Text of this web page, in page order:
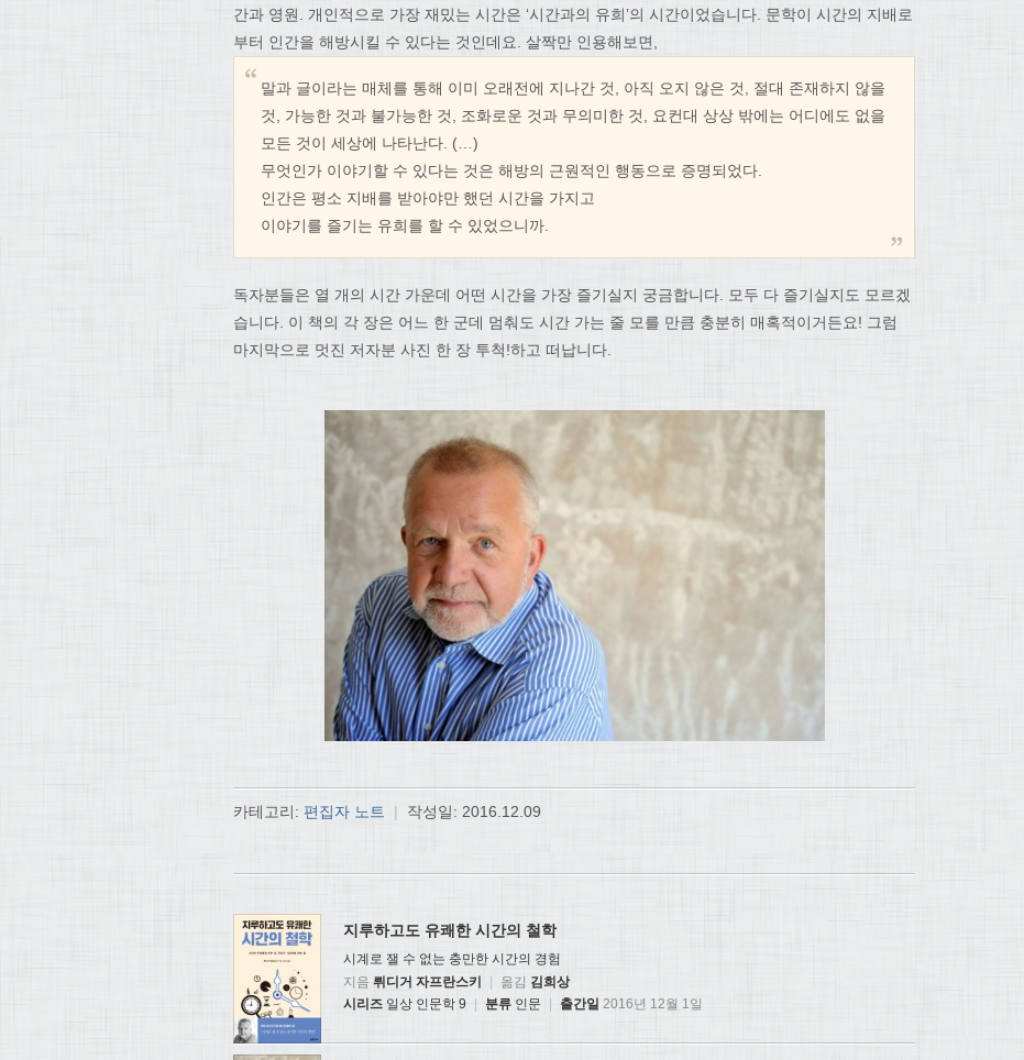
간과 영원. 개인적으로 가장 재밌는 시간은 ‘시간과의 유희’의 시간이었습니다. 문학이 시간의 지배로
부터 인간을 해방시킬 수 있다는 것인데요. 살짝만 인용해보면,
말과 글이라는 매체를 통해 이미 오래전에 지나간 것, 아직 오지 않은 것, 절대 존재하지 않을
것, 가능한 것과 불가능한 것, 조화로운 것과 무의미한 것, 요컨대 상상 밖에는 어디에도 없을
모든 것이 세상에 나타난다. (…)
무엇인가 이야기할 수 있다는 것은 해방의 근원적인 행동으로 증명되었다.
인간은 평소 지배를 받아야만 했던 시간을 가지고
이야기를 즐기는 유희를 할 수 있었으니까.
독자분들은 열 개의 시간 가운데 어떤 시간을 가장 즐기실지 궁금합니다. 모두 다 즐기실지도 모르겠
습니다. 이 책의 각 장은 어느 한 군데 멈춰도 시간 가는 줄 모를 만큼 충분히 매혹적이거든요! 그럼
마지막으로 멋진 저자분 사진 한 장 투척!하고 떠납니다.
카테고리: 편집자 노트 | 작성일: 2016.12.09
지루하고도 유쾌한 시간의 철학
시계로 잴 수 없는 충만한 시간의 경험
지음 뤼디거 자프란스키 | 옮김 김희상
시리즈 일상 인문학 9 분류 인문 출간일 2016년 12월 1일